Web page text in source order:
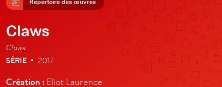
Répertoire des œuvres
Claws
Claws
SÉRIE • 2017
Création : Eliot Laurence